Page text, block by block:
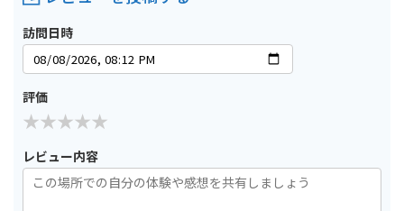
訪問日時
評価
レビュー内容